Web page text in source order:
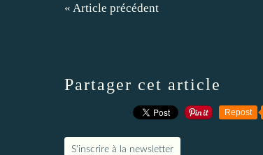
« Article précédent
Partager cet article
Repost
S'inscrire à la newsletter